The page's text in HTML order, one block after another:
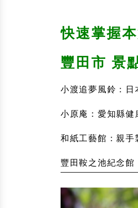
快速掌握
豐田市 景
小渡追夢風鈴：
小原庵：愛知縣健
和紙工藝館：親
豐田鞍之池紀念